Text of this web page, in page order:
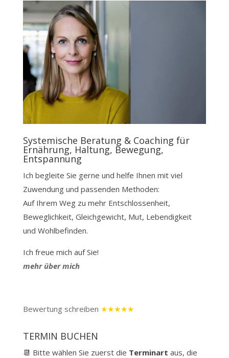
Systemische Beratung & Coaching für
Ernährung, Haltung, Bewegung,
Entspannung
Ich begleite Sie gerne und helfe Ihnen mit viel
Zuwendung und passenden Methoden:
Auf Ihrem Weg zu mehr Entschlossenheit,
Beweglichkeit, Gleichgewicht, Mut, Lebendigkeit
und Wohlbefinden.
Ich freue mich auf Sie!
mehr über mich
Bewertung schreiben ★★★★★
TERMIN BUCHEN
📆 Bitte wählen Sie zuerst die Terminart aus, die